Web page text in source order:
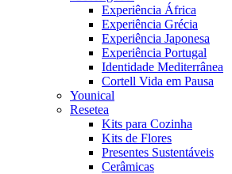
Experiência África
Experiência Grécia
Experiência Japonesa
Experiência Portugal
Identidade Mediterrânea
Cortell Vida em Pausa
Younical
Resetea
Kits para Cozinha
Kits de Flores
Presentes Sustentáveis
Cerâmicas